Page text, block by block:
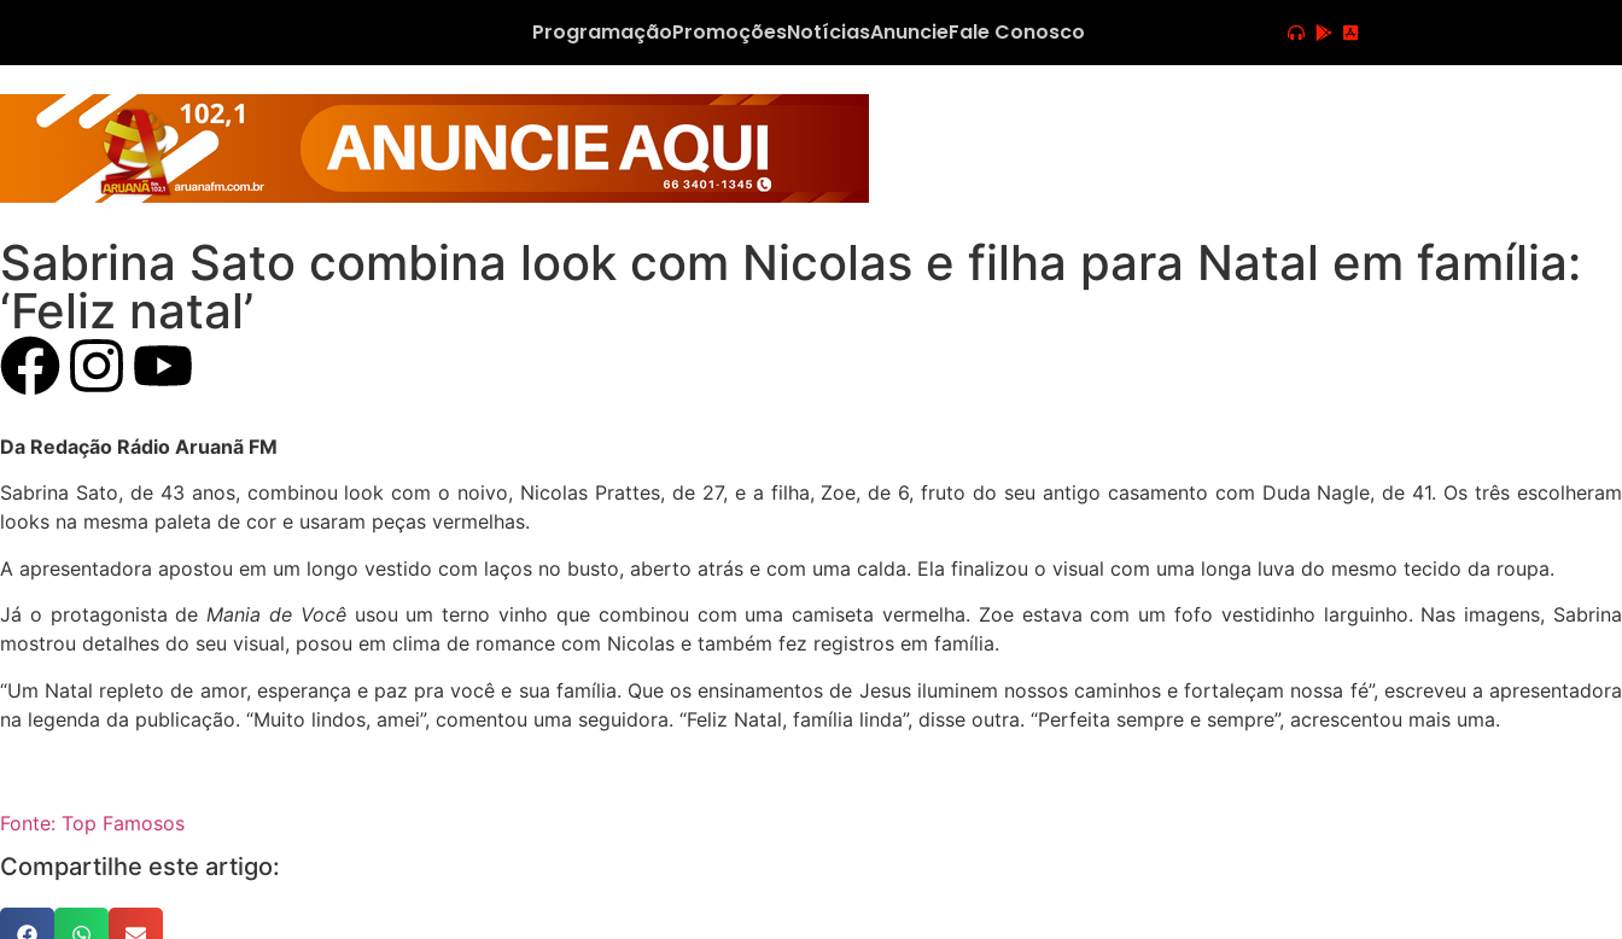
ProgramaçãoPromoçõesNotíciasAnuncieFale Conosco
Sabrina Sato combina look com Nicolas e filha para Natal em família:
‘Feliz natal’
Da Redação Rádio Aruanã FM
Sabrina Sato, de 43 anos, combinou look com o noivo, Nicolas Prattes, de 27, e a filha, Zoe, de 6, fruto do seu antigo casamento com Duda Nagle, de 41. Os três escolheram
looks na mesma paleta de cor e usaram peças vermelhas.
A apresentadora apostou em um longo vestido com laços no busto, aberto atrás e com uma calda. Ela finalizou o visual com uma longa luva do mesmo tecido da roupa.
Já o protagonista deMania de Você usou um terno vinho que combinou com uma camiseta vermelha. Zoe estava com um fofo vestidinho larguinho. Nas imagens, Sabrina
mostrou detalhes do seu visual, posou em clima de romance com Nicolas e também fez registros em família.
“Um Natal repleto de amor, esperança e paz pra você e sua família. Que os ensinamentos de Jesus iluminem nossos caminhos e fortaleçam nossa fé”, escreveu a apresentadora
na legenda da publicação. “Muito lindos, amei”, comentou uma seguidora. “Feliz Natal, família linda”, disse outra. “Perfeita sempre e sempre”, acrescentou mais uma.
Fonte: Top Famosos
Compartilhe este artigo: